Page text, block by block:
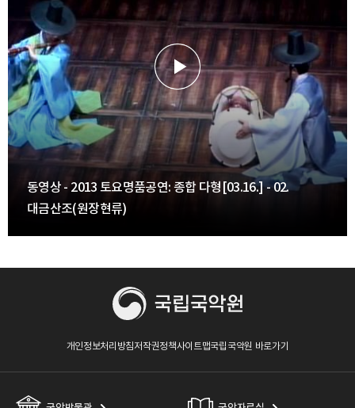
동영상 - 2013 토요명품공연: 종합 다형[03.16.] - 02.
대금산조(원장현류)
개인정보처리방침저작권정책사이트맵국립국악원 바로가기